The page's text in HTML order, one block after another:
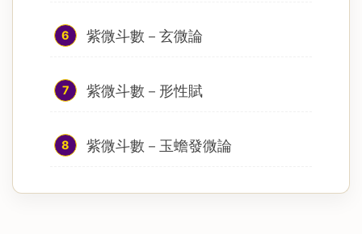
6 紫微斗數－玄微論
7 紫微斗數－形性賦
8 紫微斗數－玉蟾發微論